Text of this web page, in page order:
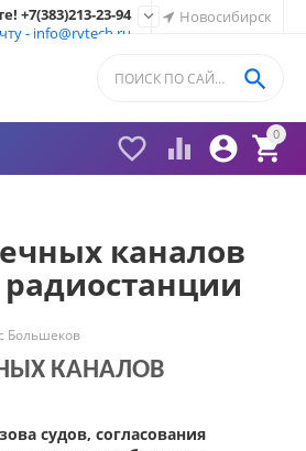
Новосибирск
+7(383)213-23-94
- info@rvtech.ru

0


 

каналов
Большеков
КАНАЛОВ
судов, согласования